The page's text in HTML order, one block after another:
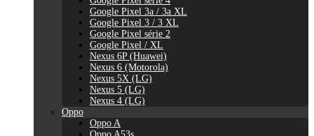
Google Pixel 3a / 3a XL
Google Pixel 3 / 3 XL
Google Pixel série 2
Google Pixel / XL
Nexus 6P (Huawei)
Nexus 6 (Motorola)
Nexus 5X (LG)
Nexus 5 (LG)
Nexus 4 (LG)
Oppo
Oppo A